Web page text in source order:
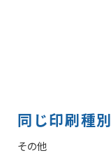
同じ印刷種別
その他